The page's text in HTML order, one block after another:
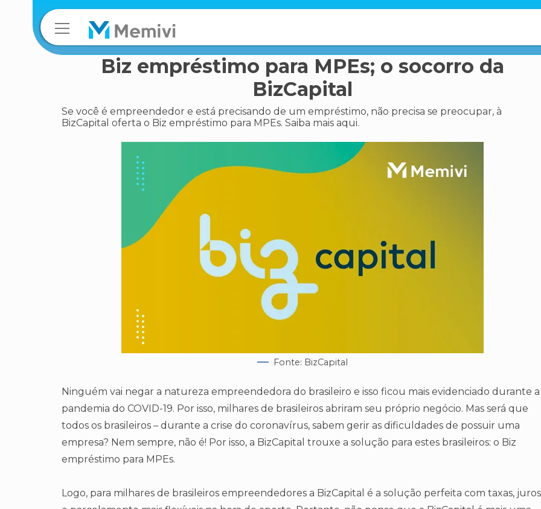
Biz empréstimo para MPEs; o socorro da
BizCapital
Se você é empreendedor e está precisando de um empréstimo, não precisa se preocupar, à
BizCapital oferta o Biz empréstimo para MPEs. Saiba mais aqui.
Fonte: BizCapital
Ninguém vai negar a natureza empreendedora do brasileiro e isso ficou mais evidenciado durante a
pandemia do COVID-19. Por isso, milhares de brasileiros abriram seu próprio negócio. Mas será que
todos os brasileiros – durante a crise do coronavírus, sabem gerir as dificuldades de possuir uma
empresa? Nem sempre, não é! Por isso, a BizCapital trouxe a solução para estes brasileiros: o Biz
empréstimo para MPEs.
Logo, para milhares de brasileiros empreendedores a BizCapital é a solução perfeita com taxas, juros